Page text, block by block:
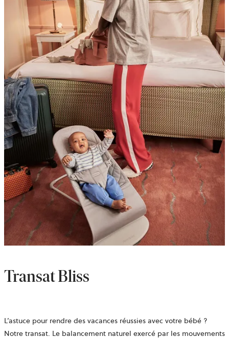
Transat Bliss
L’astuce pour rendre des vacances réussies avec votre bébé ?
Notre transat. Le balancement naturel exercé par les mouvements